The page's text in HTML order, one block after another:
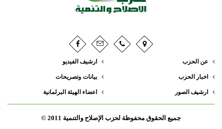
حتى لا تتكرر مأساة 57357
سعيد
السادات
١١
السادات : نتفق أو نختلف مع فيلم (
أصحاب ولا أعز ) الأهم رؤية
السادات
السياسة
اسامه بديع ٢٠٢١/٠٨/٢٠
عن الحزب
اخبار الحزب
ارشيف الصور
ارشيف الفيديو
بيانات وتصريحات
اعضاء الهيئة البرلمانية
جميع الحقوق محفوظة لحزب الإصلاح والتنمية 2011 ©